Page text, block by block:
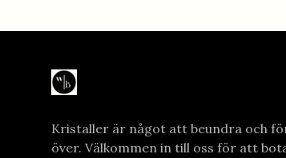
Kristaller är något att beundra och
över. Välkommen in till oss för att